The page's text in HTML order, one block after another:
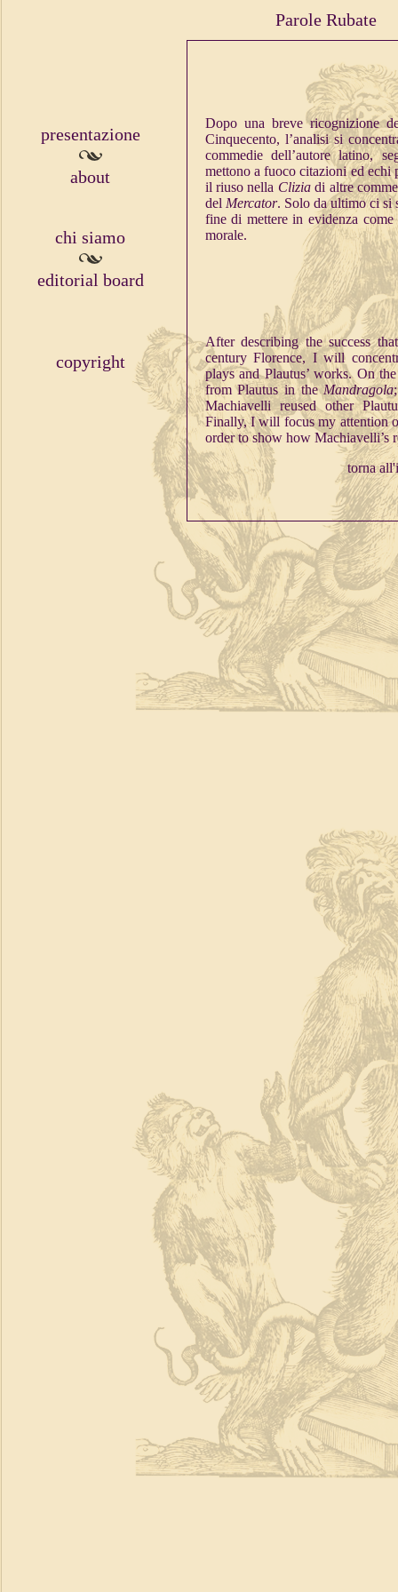
Parole Rubate
presentazione
about
chi siamo
editorial board
copyright
Dopo una breve ricognizione
Cinquecento, l’analisi si
commedie dell’autore latino,
mettono a fuoco citazioni ed
il riuso nella Cliziadi altre
del Mercator. Solo da ultimo ci si
fine di mettere in evidenza
morale.
After describing the success
century Florence, I will
plays and Plautus’ works. On
from Plautus in theMandragola
Machiavelli reused other
Finally, I will focus my attention
order to show how Machiavelli’s
torna